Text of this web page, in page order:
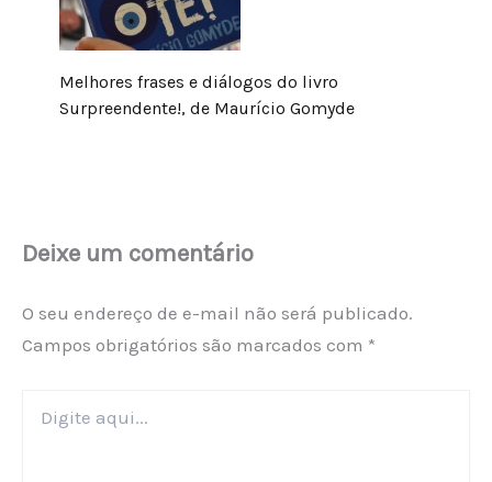
Melhores frases e diálogos do livro
Surpreendente!, de Maurício Gomyde
Deixe um comentário
O seu endereço de e-mail não será publicado.
Campos obrigatórios são marcados com *
aqui...